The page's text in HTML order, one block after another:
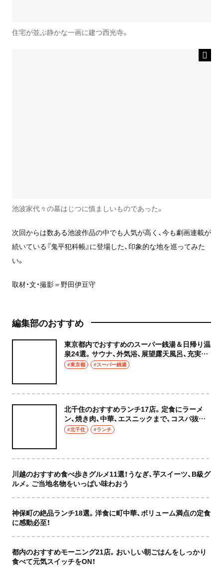
住宅が並ぶ静かな一画に建つ西光寺。
池波家代々の墓はじつに慎ましいものであった。
次回からは数ある池波作品の中でも人気が高く、今も劇画連載が
続いている『鬼平犯科帳』に登場した、印象的な地を巡ってみた
い。
取材・文・撮影＝野田伊豆守
編集部のおすすめ
東京都内でおすすめのスーパー銭湯＆日帰り温
泉24選。サウナ、外気浴、展望露天風呂、充実の
癒やし空間へ
#東京都 #スーパー銭湯
北千住のおすすめランチ17店。定食にラーメ
ン、焼き肉、中華、エスニックまで、コスパ抜群
な店もおしゃれな店も網羅してご紹介！
#北千住 #ランチ
川越のおすすめ食べ歩きグルメ11選！うなぎ、芋スイーツ、B級グ
ルメ。ご当地名物をいっぱい味わおう
神保町の絶品ランチ18選。洋食に町中華、ボリューム満点の定食
に感動必至！
都内のおすすめモーニング21店。おいしい朝ごはんをしっかり
食べて元気スイッチをON！